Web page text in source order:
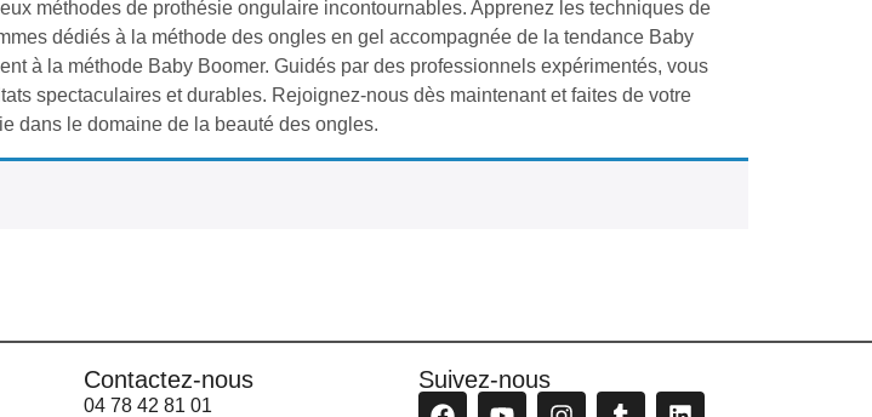
méthodes de prothésie ongulaire incontournables. Apprenez les techniques de
dédiés à la méthode des ongles en gel accompagnée de la tendance Baby
à la méthode Baby Boomer. Guidés par des professionnels expérimentés, vous
spectaculaires et durables. Rejoignez-nous dès maintenant et faites de votre
dans le domaine de la beauté des ongles.
Contactez-nous
04 78 42 81 01
Suivez-nous